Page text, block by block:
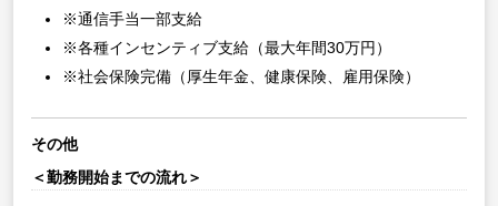
※通信手当一部支給
※各種インセンティブ支給（最大年間30万円）
※社会保険完備（厚生年金、健康保険、雇用保険）
その他
＜勤務開始までの流れ＞